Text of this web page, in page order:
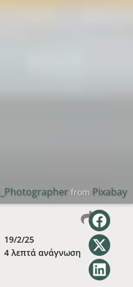
from Pixabay
19/2/25
4 λεπτά ανάγνωση